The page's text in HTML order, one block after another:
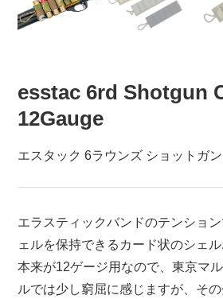
esstac 6rd Shotgun
12Gauge
エスタック 6ラウンズ ショットガ
エラスティックバンドのテンショ
ェルを保持できるカード状のシェル
本来が12ゲージ用なので、東京マ
ルでは少し窮屈に感じますが、そ